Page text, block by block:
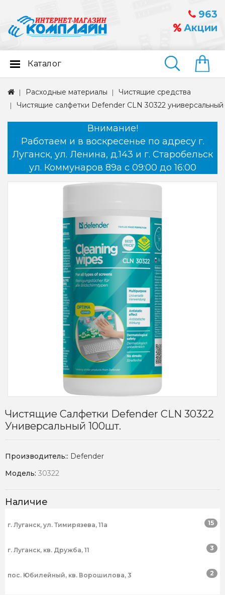
963
Акции
Найти
Каталог
Расходные материалы
Чистящие средства
Чистящие салфетки Defender CLN 30322
Внимание!
Работаем и в воскресенье по адресу г.
Луганск, ул. Ленина, д.143 и г. Старобельск
ул. Коммунаров 89а с 09:00 до 16:00
Чистящие Салфетки Defender CLN 30322
Универсальный 100шт.
Производитель:: Defender
Модель: 30322
Наличие
г. Луганск, ул. Тимирязева, 11а 15
г. Луганск, кв. Дружба, 11 3
пос. Юбилейный, кв. Ворошилова, 3 2